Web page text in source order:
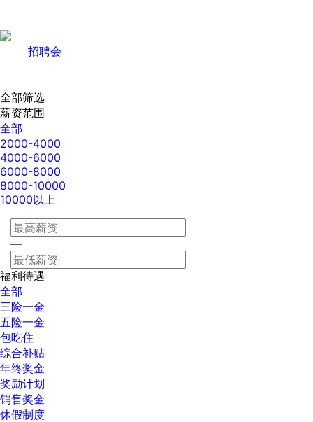
招聘会
全部筛选
薪资范围
全部
2000-4000
4000-6000
6000-8000
8000-10000
10000以上
—
福利待遇
全部
三险一金
五险一金
包吃住
综合补贴
年终奖金
奖励计划
销售奖金
休假制度